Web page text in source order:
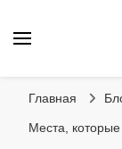
Главная
Места,